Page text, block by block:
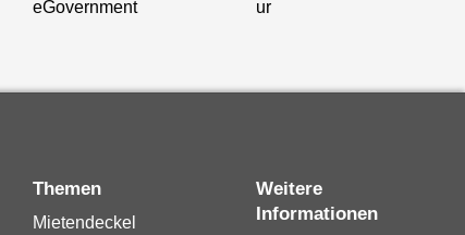
eGovernment
ur
Themen
Mietendeckel
Weitere
Informationen